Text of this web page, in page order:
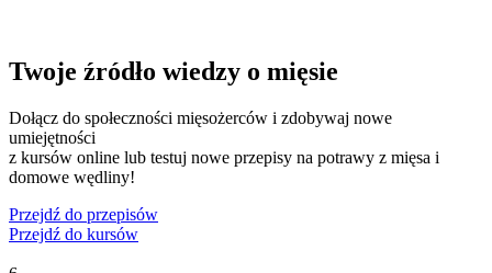
Twoje źródło wiedzy o mięsie
Dołącz do społeczności mięsożerców i zdobywaj nowe
umiejętności
z kursów online lub testuj nowe przepisy na potrawy z mięsa i
domowe wędliny!
Przejdź do przepisów
Przejdź do kursów